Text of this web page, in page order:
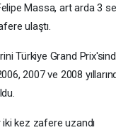
Massa, art arda 3
ulaştı.
Türkiye Grand
2007 ve 2008
iki kez zafere uzandı